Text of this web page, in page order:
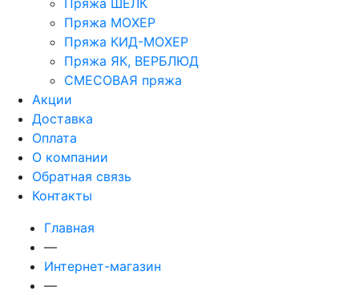
Пряжа МОХЕР
Пряжа КИД-МОХЕР
Пряжа ЯК, ВЕРБЛЮД
СМЕСОВАЯ пряжа
Акции
Доставка
Оплата
О компании
Обратная связь
Контакты
Главная
—
Интернет-магазин
—